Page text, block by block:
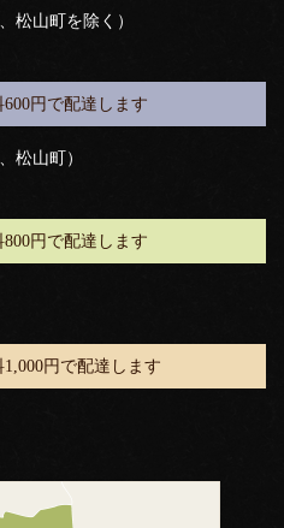
松山町を除く）
円で配達します
松山町）
円で配達します
円で配達します